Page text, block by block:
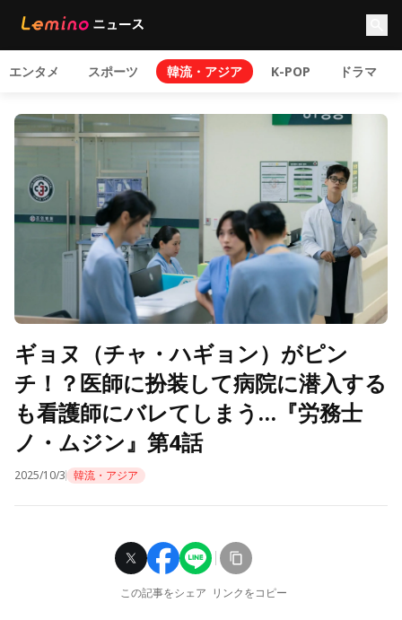
エンタメ スポーツ 韓流・アジア K-POP ドラマ
ギョヌ（チャ・ハギョン）がピン
チ！？医師に扮装して病院に潜入する
も看護師にバレてしまう…『労務士
ノ・ムジン』第4話
2025/10/3 韓流・アジア
この記事をシェア リンクをコピー